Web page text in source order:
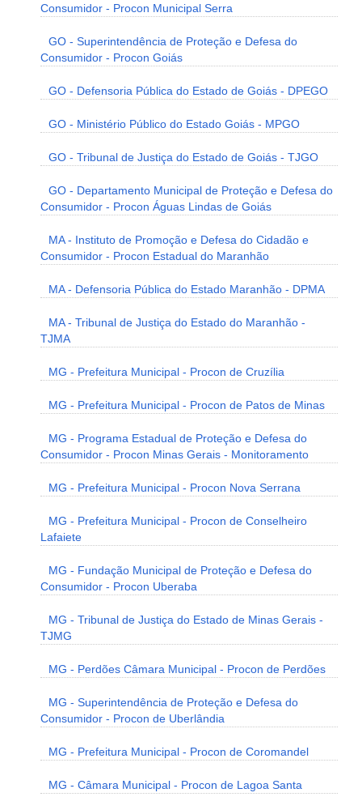
Consumidor - Procon Municipal Serra
GO - Superintendência de Proteção e Defesa do
Consumidor - Procon Goiás
GO - Defensoria Pública do Estado de Goiás - DPEGO
GO - Ministério Público do Estado Goiás - MPGO
GO - Tribunal de Justiça do Estado de Goiás - TJGO
GO - Departamento Municipal de Proteção e Defesa do
Consumidor - Procon Águas Lindas de Goiás
MA - Instituto de Promoção e Defesa do Cidadão e
Consumidor - Procon Estadual do Maranhão
MA - Defensoria Pública do Estado Maranhão - DPMA
MA - Tribunal de Justiça do Estado do Maranhão -
TJMA
MG - Prefeitura Municipal - Procon de Cruzília
MG - Prefeitura Municipal - Procon de Patos de Minas
MG - Programa Estadual de Proteção e Defesa do
Consumidor - Procon Minas Gerais - Monitoramento
MG - Prefeitura Municipal - Procon Nova Serrana
MG - Prefeitura Municipal - Procon de Conselheiro
Lafaiete
MG - Fundação Municipal de Proteção e Defesa do
Consumidor - Procon Uberaba
MG - Tribunal de Justiça do Estado de Minas Gerais -
TJMG
MG - Perdões Câmara Municipal - Procon de Perdões
MG - Superintendência de Proteção e Defesa do
Consumidor - Procon de Uberlândia
MG - Prefeitura Municipal - Procon de Coromandel
MG - Câmara Municipal - Procon de Lagoa Santa